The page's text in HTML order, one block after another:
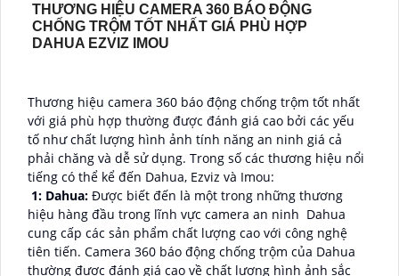
THƯƠNG HIỆU CAMERA 360 BÁO ĐỘNG
CHỐNG TRỘM TỐT NHẤT GIÁ PHÙ HỢP
DAHUA EZVIZ IMOU
Thương hiệu camera 360 báo động chống trộm tốt nhất
với giá phù hợp thường được đánh giá cao bởi các yếu
tố như chất lượng hình ảnh tính năng an ninh giá cả
phải chăng và dễ sử dụng. Trong số các thương hiệu nổi
tiếng có thể kể đến Dahua, Ezviz và Imou:
️ 1: Dahua: Được biết đến là một trong những thương
hiệu hàng đầu trong lĩnh vực camera an ninh Dahua
cung cấp các sản phẩm chất lượng cao với công nghệ
tiên tiến. Camera 360 báo động chống trộm của Dahua
thường được đánh giá cao về chất lượng hình ảnh sắc